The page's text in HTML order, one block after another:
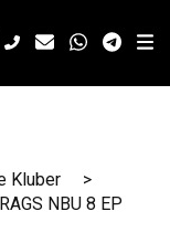
Kluber
NBU 8 EP